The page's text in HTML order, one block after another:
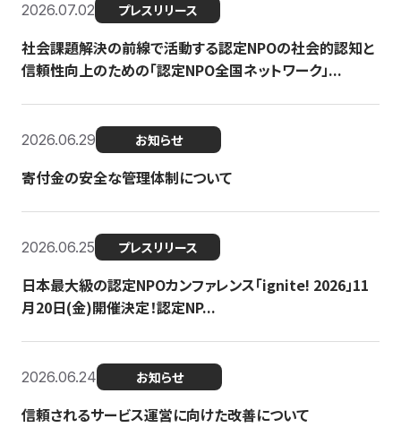
2026.07.02 プレスリリース
社会課題解決の前線で活動する認定NPOの社会的認知と
信頼性向上のための「認定NPO全国ネットワーク」...
2026.06.29 お知らせ
寄付金の安全な管理体制について
2026.06.25 プレスリリース
日本最大級の認定NPOカンファレンス「ignite! 2026」11
月20日(金)開催決定！認定NP...
2026.06.24 お知らせ
信頼されるサービス運営に向けた改善について